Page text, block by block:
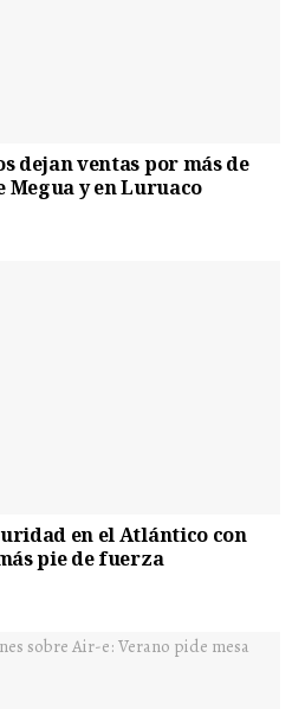
dejan ventas por más de
Megua y en Luruaco
en el Atlántico con
pie de fuerza